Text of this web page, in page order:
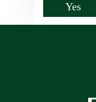
Yes